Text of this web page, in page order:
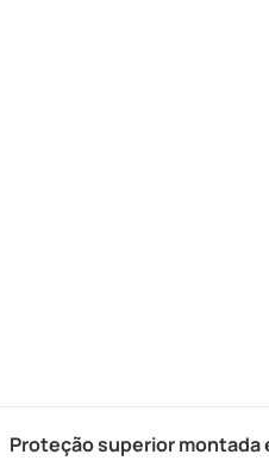
Proteção superior montada